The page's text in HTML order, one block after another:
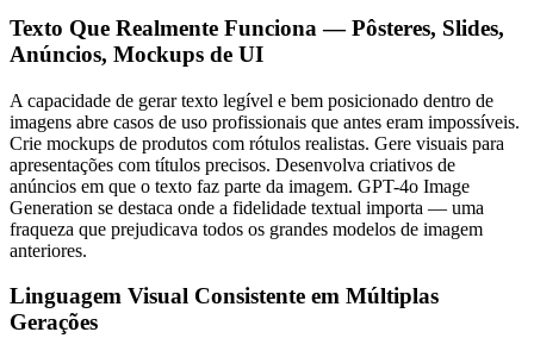
Texto Que Realmente Funciona — Pôsteres, Slides,
Anúncios, Mockups de UI
A capacidade de gerar texto legível e bem posicionado dentro de
imagens abre casos de uso profissionais que antes eram impossíveis.
Crie mockups de produtos com rótulos realistas. Gere visuais para
apresentações com títulos precisos. Desenvolva criativos de
anúncios em que o texto faz parte da imagem. GPT-4o Image
Generation se destaca onde a fidelidade textual importa — uma
fraqueza que prejudicava todos os grandes modelos de imagem
anteriores.
Linguagem Visual Consistente em Múltiplas
Gerações